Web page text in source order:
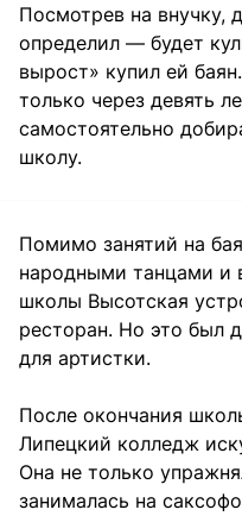
Посмотрев на внучку,
определил — будет
вырост» купил ей
только через девять
самостоятельно
школу.
Помимо занятий на
народными танцами и
школы Высотская
ресторан. Но это был
для артистки.
После окончания
Липецкий колледж
Она не только
занималась на